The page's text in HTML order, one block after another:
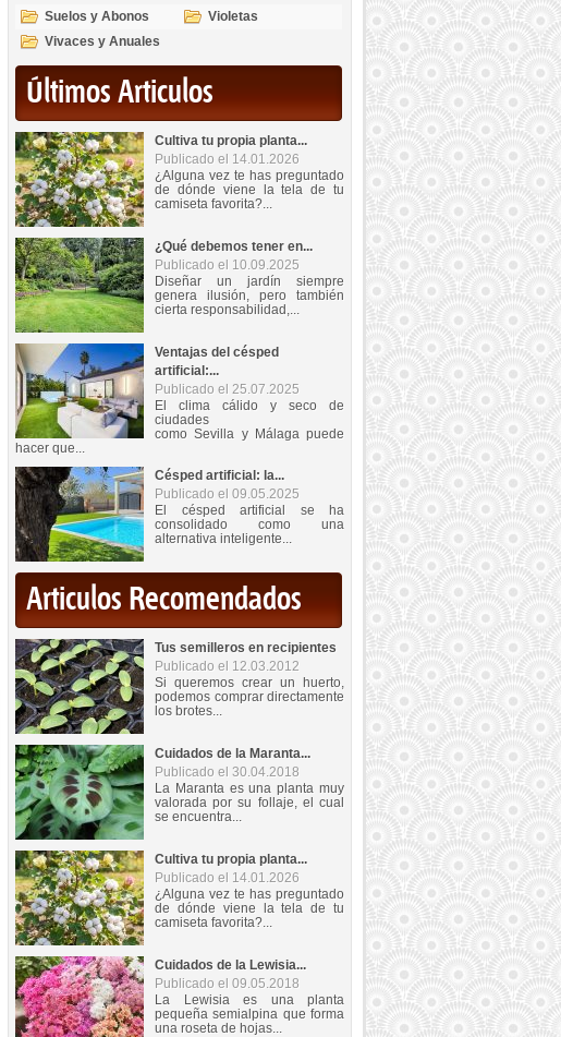
temas
Suelos y Abonos
Violetas
Vivaces y Anuales
Últimos Articulos
Cultiva tu propia planta...
Publicado el 14.01.2026
¿Alguna vez te has preguntado
de dónde viene la tela de tu
camiseta favorita?...
¿Qué debemos tener en...
Publicado el 10.09.2025
Diseñar un jardín siempre
genera ilusión, pero también
cierta responsabilidad,...
Ventajas del césped
artificial:...
Publicado el 25.07.2025
El clima cálido y seco de
ciudades
como Sevilla y Málaga puede
hacer que...
Césped artificial: la...
Publicado el 09.05.2025
El césped artificial se ha
consolidado como una
alternativa inteligente...
Articulos Recomendados
Tus semilleros en recipientes
Publicado el 12.03.2012
Si queremos crear un huerto,
podemos comprar directamente
los brotes...
Cuidados de la Maranta...
Publicado el 30.04.2018
La Maranta es una planta muy
valorada por su follaje, el cual
se encuentra...
Cultiva tu propia planta...
Publicado el 14.01.2026
¿Alguna vez te has preguntado
de dónde viene la tela de tu
camiseta favorita?...
Cuidados de la Lewisia...
Publicado el 09.05.2018
La Lewisia es una planta
pequeña semialpina que forma
una roseta de hojas...